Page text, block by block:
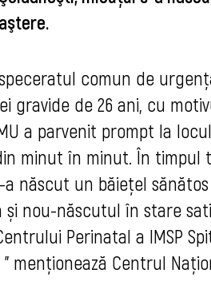
comun de
de 26 ani, cu
minut în minut. În timpul
a născut un băiețel
și nou-născutul în stare
Perinatal a IMSP
menţionează Centrul